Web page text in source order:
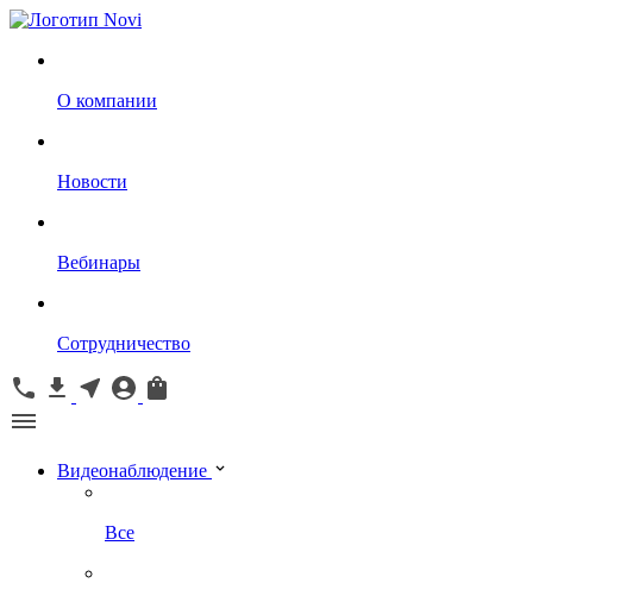
О компании
Новости
Вебинары
Сотрудничество
Видеонаблюдение
Все